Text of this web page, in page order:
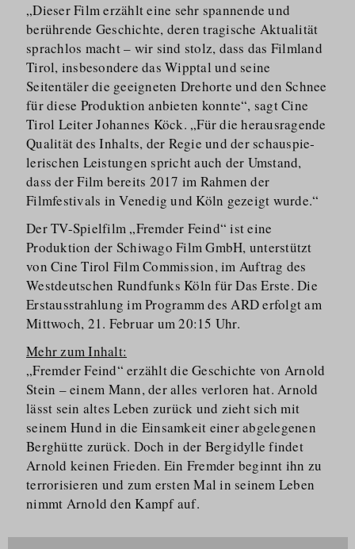
„Dieser Film erzählt eine sehr spannende und
berührende Geschichte, deren tragische Aktualität
sprachlos macht – wir sind stolz, dass das Filmland
Tirol, insbesondere das Wipptal und seine
Seitentäler die geeigneten Drehorte und den Schnee
für diese Produktion anbieten konnte“, sagt Cine
Tirol Leiter Johannes Köck. „Für die herausragende
Qualität des Inhalts, der Regie und der schauspie­
lerischen Leistungen spricht auch der Umstand,
dass der Film bereits 2017 im Rahmen der
Filmfestivals in Venedig und Köln gezeigt wurde.“
Der TV-Spielfilm „Fremder Feind“ ist eine
Produktion der Schiwago Film GmbH, unterstützt
von Cine Tirol Film Commission, im Auftrag des
Westdeutschen Rundfunks Köln für Das Erste. Die
Erstausstrahlung im Programm des ARD erfolgt am
Mittwoch, 21. Februar um 20:15 Uhr.
Mehr zum Inhalt:
„Fremder Feind“ erzählt die Geschichte von Arnold
Stein – einem Mann, der alles verloren hat. Arnold
lässt sein altes Leben zurück und zieht sich mit
seinem Hund in die Einsamkeit einer abgelegenen
Berghütte zurück. Doch in der Bergidylle findet
Arnold keinen Frieden. Ein Fremder beginnt ihn zu
terrorisieren und zum ersten Mal in seinem Leben
nimmt Arnold den Kampf auf.